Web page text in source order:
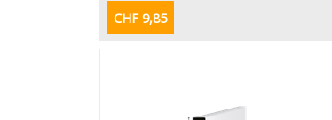
CHF 9,85